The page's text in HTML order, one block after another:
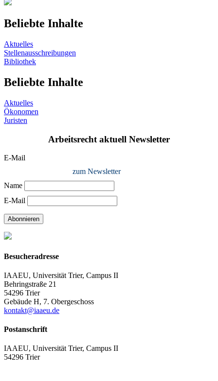
Beliebte Inhalte
Aktuelles
Stellenausschreibungen
Bibliothek
Beliebte Inhalte
Aktuelles
Ökonomen
Juristen
Arbeitsrecht aktuell Newsletter
E-Mail
zum Newsletter
Name
E-Mail
Abonnieren
Besucheradresse
IAAEU, Universität Trier, Campus II
Behringstraße 21
54296 Trier
Gebäude H, 7. Obergeschoss
kontakt@iaaeu.de
Postanschrift
IAAEU, Universität Trier, Campus II
54296 Trier